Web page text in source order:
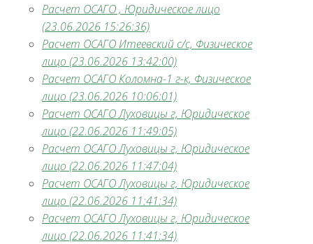
Расчет ОСАГО , Юридическое лицо
(23.06.2026 15:26:36)
Расчет ОСАГО Итеевский с/с, Физическое
лицо (23.06.2026 13:42:00)
Расчет ОСАГО Коломна-1 г-к, Физическое
лицо (23.06.2026 10:06:01)
Расчет ОСАГО Луховицы г, Юридическое
лицо (22.06.2026 11:49:05)
Расчет ОСАГО Луховицы г, Юридическое
лицо (22.06.2026 11:47:04)
Расчет ОСАГО Луховицы г, Юридическое
лицо (22.06.2026 11:41:34)
Расчет ОСАГО Луховицы г, Юридическое
лицо (22.06.2026 11:41:34)